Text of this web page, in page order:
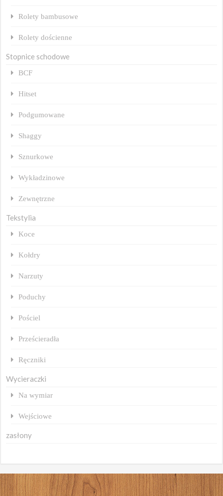
Rolety bambusowe
Rolety dościenne
Stopnice schodowe
BCF
Hitset
Podgumowane
Shaggy
Sznurkowe
Wykładzinowe
Zewnętrzne
Tekstylia
Koce
Kołdry
Narzuty
Poduchy
Pościel
Prześcieradła
Ręczniki
Wycieraczki
Na wymiar
Wejściowe
zasłony